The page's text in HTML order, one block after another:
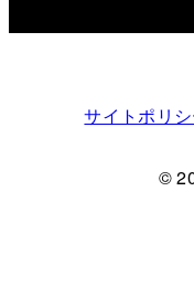
サイトポリ
©